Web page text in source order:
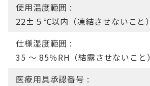
使用温度範囲 :
22±５℃以内（凍結させないこと）
仕様湿度範囲 :
35 ～ 85％RH（結露させないこと）
医療用具承認番号 :